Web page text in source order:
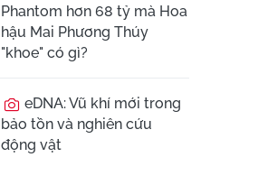
Phantom hơn 68 tỷ mà Hoa
hậu Mai Phương Thúy
"khoe" có gì?
eDNA: Vũ khí mới trong
bảo tồn và nghiên cứu
động vật